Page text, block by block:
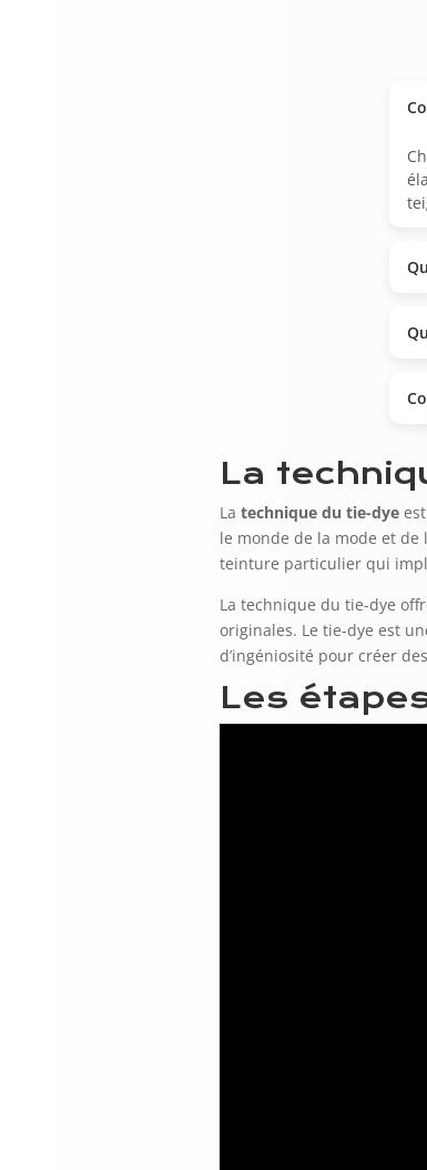
La
Latechnique du tie-dye
le monde de la mode et de
teinture particulier qui
La technique du tie-dye
originales. Le tie-dye est
d’ingéniosité pour créer
Les